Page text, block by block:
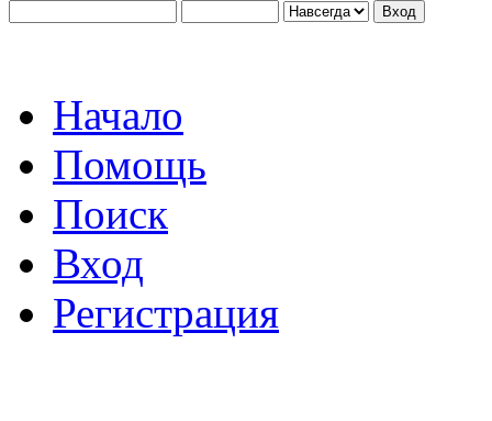
Начало
Помощь
Поиск
Вход
Регистрация